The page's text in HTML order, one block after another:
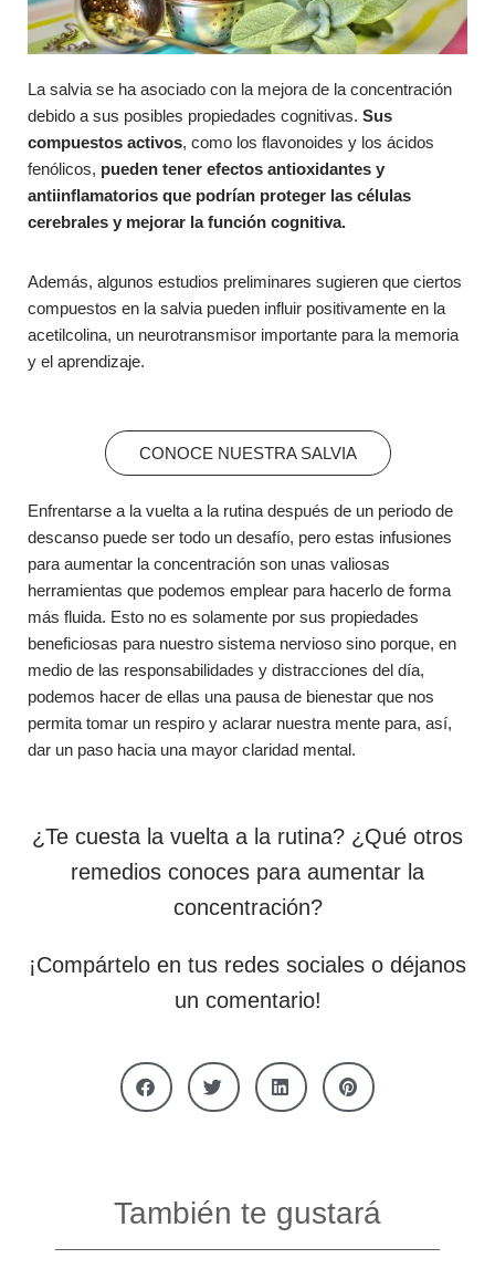
La salvia se ha asociado con la mejora de la concentración
debido a sus posibles propiedades cognitivas. Sus
compuestos activos, como los flavonoides y los ácidos
fenólicos, pueden tener efectos antioxidantes y
antiinflamatorios que podrían proteger las células
cerebrales y mejorar la función cognitiva.
Además, algunos estudios preliminares sugieren que ciertos
compuestos en la salvia pueden influir positivamente en la
acetilcolina, un neurotransmisor importante para la memoria
y el aprendizaje.
CONOCE NUESTRA SALVIA
Enfrentarse a la vuelta a la rutina después de un periodo de
descanso puede ser todo un desafío, pero estas infusiones
para aumentar la concentración son unas valiosas
herramientas que podemos emplear para hacerlo de forma
más fluida. Esto no es solamente por sus propiedades
beneficiosas para nuestro sistema nervioso sino porque, en
medio de las responsabilidades y distracciones del día,
podemos hacer de ellas una pausa de bienestar que nos
permita tomar un respiro y aclarar nuestra mente para, así,
dar un paso hacia una mayor claridad mental.
¿Te cuesta la vuelta a la rutina? ¿Qué otros
remedios conoces para aumentar la
concentración?
¡Compártelo en tus redes sociales o déjanos
un comentario!
También te gustará